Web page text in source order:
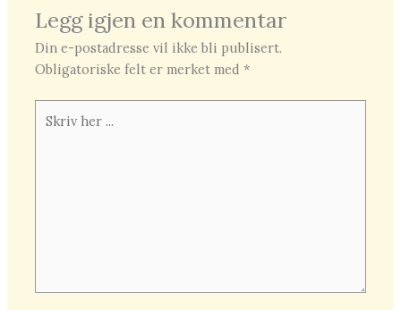
Legg igjen en kommentar
Din e-postadresse vil ikke bli publisert.
Obligatoriske felt er merket med*
her